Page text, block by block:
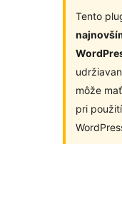
Tento
môže
pri